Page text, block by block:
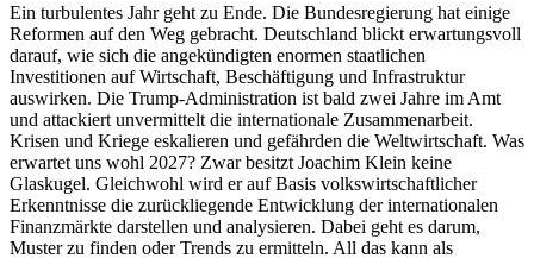
Ein turbulentes Jahr geht zu Ende. Die Bundesregierung hat einige
Reformen auf den Weg gebracht. Deutschland blickt erwartungsvoll
darauf, wie sich die angekündigten enormen staatlichen
Investitionen auf Wirtschaft, Beschäftigung und Infrastruktur
auswirken. Die Trump-Administration ist bald zwei Jahre im Amt
und attackiert unvermittelt die internationale Zusammenarbeit.
Krisen und Kriege eskalieren und gefährden die Weltwirtschaft. Was
erwartet uns wohl 2027? Zwar besitzt Joachim Klein keine
Glaskugel. Gleichwohl wird er auf Basis volkswirtschaftlicher
Erkenntnisse die zurückliegende Entwicklung der internationalen
Finanzmärkte darstellen und analysieren. Dabei geht es darum,
Muster zu finden oder Trends zu ermitteln. All das kann als